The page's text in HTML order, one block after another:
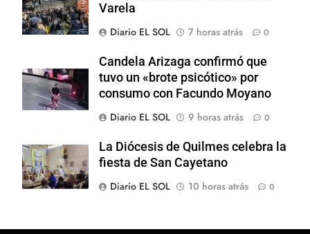
Varela
Diario EL SOL
7 horas atrás 0
Candela Arizaga confirmó que
tuvo un «brote psicótico» por
consumo con Facundo Moyano
Diario EL SOL
9 horas atrás 0
La Diócesis de Quilmes celebra la
fiesta de San Cayetano
Diario EL SOL
10 horas atrás 0